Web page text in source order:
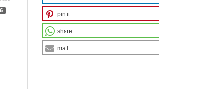
6
pin it
share
mail